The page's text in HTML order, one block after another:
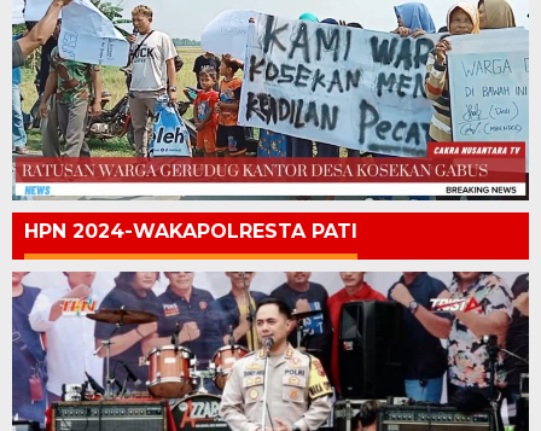
HPN 2024-WAKAPOLRESTA PATI